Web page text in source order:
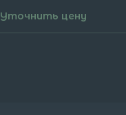
Уточнить цену